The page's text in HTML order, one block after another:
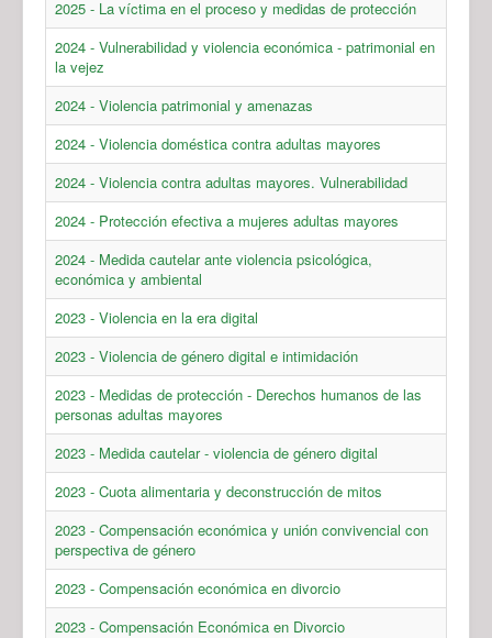
2025 - La víctima en el proceso y medidas de protección
2024 - Vulnerabilidad y violencia económica - patrimonial en
la vejez
2024 - Violencia patrimonial y amenazas
2024 - Violencia doméstica contra adultas mayores
2024 - Violencia contra adultas mayores. Vulnerabilidad
2024 - Protección efectiva a mujeres adultas mayores
2024 - Medida cautelar ante violencia psicológica,
económica y ambiental
2023 - Violencia en la era digital
2023 - Violencia de género digital e intimidación
2023 - Medidas de protección - Derechos humanos de las
personas adultas mayores
2023 - Medida cautelar - violencia de género digital
2023 - Cuota alimentaria y deconstrucción de mitos
2023 - Compensación económica y unión convivencial con
perspectiva de género
2023 - Compensación económica en divorcio
2023 - Compensación Económica en Divorcio